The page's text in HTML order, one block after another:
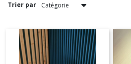
Trier par
(2)
Viennoiserie
salé
(1)